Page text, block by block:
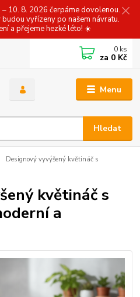
– 10. 8. 2026 čerpáme dovolenou.
vyřízeny po našem návratu.
a přejeme hezké léto! ☀️
Menu
Hledat
0 ks
za 0 Kč
Designový vyvýšený květináč s
květináč s
a